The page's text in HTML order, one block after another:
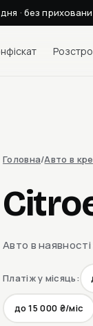
· без
Головна/Авто в
Авто в
Платіж у місяць:
до 15 000 ₴/міс